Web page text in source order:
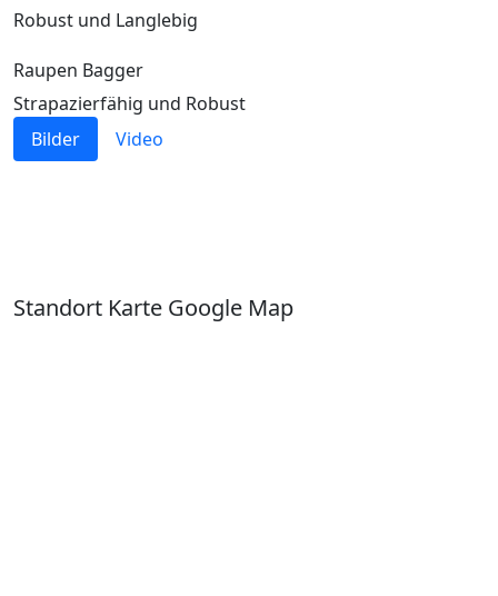
Robust und Langlebig
Raupen Bagger
Strapazierfähig und Robust
Bilder
Video
Standort Karte Google Map